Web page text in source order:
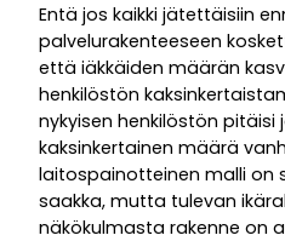
Entä jos kaikki jätettäisiin
palvelurakenteeseen
että iäkkäiden määrän
henkilöstön
nykyisen henkilöstön
kaksinkertainen määrä
laitospainotteinen malli on
saakka, mutta tulevan
näkökulmasta rakenne on